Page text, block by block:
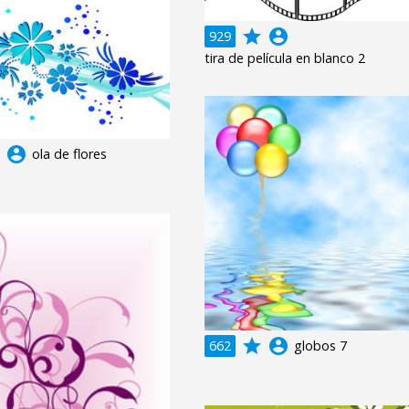
account_circle ola de flores
929 grade account_circle
tira de película en blanco 2
662 grade account_circle globos 7